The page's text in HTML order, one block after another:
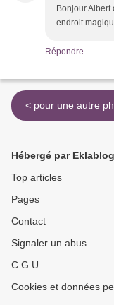
Bonjour
endroit
Répondre
< pour une autre
Hébergé par Eklablog
Top articles
Pages
Contact
Signaler un abus
C.G.U.
Cookies et données